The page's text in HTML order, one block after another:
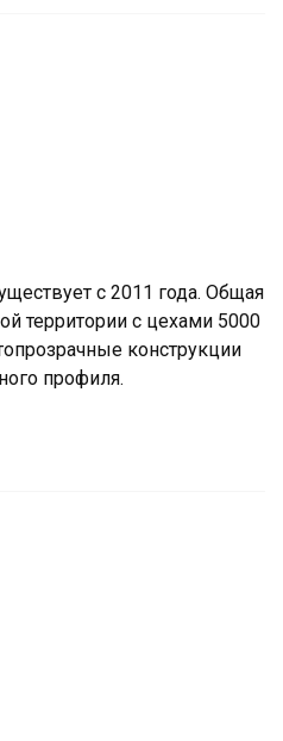
с 2011 года. Общая
территории с цехами 5000
конструкции
профиля.